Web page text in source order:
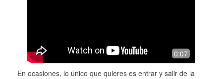
0:07
En ocasiones, lo único que quieres es entrar y salir de la